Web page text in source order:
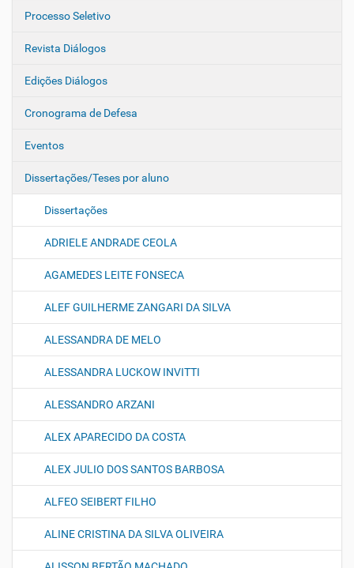
Processo Seletivo
Revista Diálogos
Edições Diálogos
Cronograma de Defesa
Eventos
Dissertações/Teses por aluno
Dissertações
ADRIELE ANDRADE CEOLA
AGAMEDES LEITE FONSECA
ALEF GUILHERME ZANGARI DA SILVA
ALESSANDRA DE MELO
ALESSANDRA LUCKOW INVITTI
ALESSANDRO ARZANI
ALEX APARECIDO DA COSTA
ALEX JULIO DOS SANTOS BARBOSA
ALFEO SEIBERT FILHO
ALINE CRISTINA DA SILVA OLIVEIRA